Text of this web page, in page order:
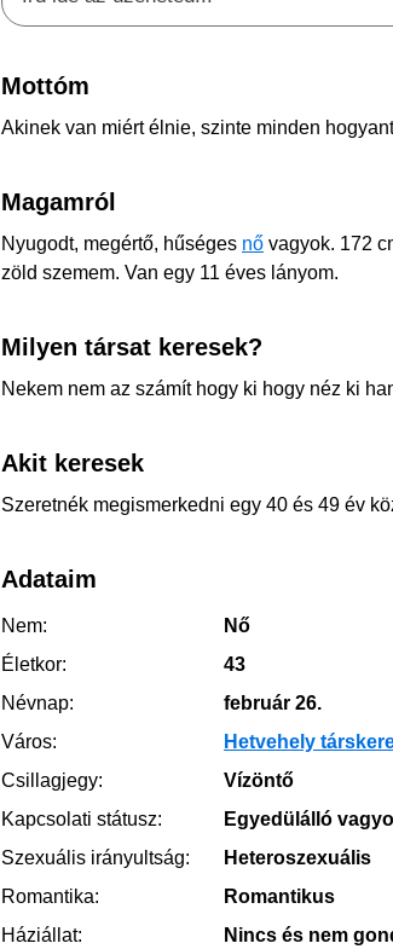
Mottóm
Akinek van miért élnie, szinte minden
Magamról
Nyugodt, megértő, hűséges nő vagyok. 172
zöld szemem. Van egy 11 éves lányom.
Milyen társat keresek?
Nekem nem az számít hogy ki hogy néz ki
Akit keresek
Szeretnék megismerkedni egy 40 és 49 év
Adataim
Nem:
Nő
Életkor:
43
Névnap:
február 26.
Város:
Hetvehely
Csillagjegy:
Vízöntő
Kapcsolati státusz:
Egyedülálló
Szexuális irányultság:
Heteroszexuális
Romantika:
Romantikus
Háziállat:
Nincs és nem